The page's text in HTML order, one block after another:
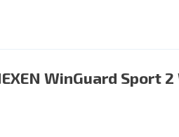
WinGuard Sport 2